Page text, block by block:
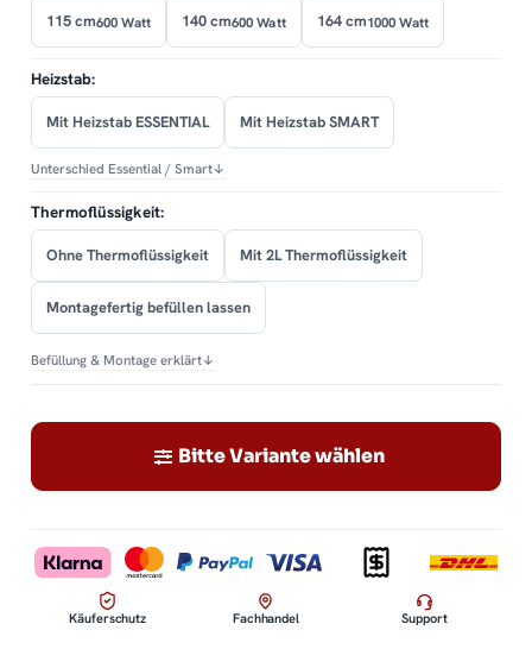
115 cm600 Watt 140 cm600 Watt 164 cm1000 Watt
Heizstab:
Mit Heizstab ESSENTIAL Mit Heizstab SMART
Unterschied Essential / Smart↓
Thermoflüssigkeit:
Ohne Thermoflüssigkeit Mit 2L Thermoflüssigkeit
Montagefertig befüllen lassen
Befüllung & Montage erklärt↓
Bitte Variante wählen
Käuferschutz Fachhandel Support